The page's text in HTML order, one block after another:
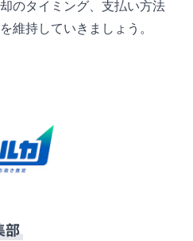
のタイミング、支払い方法
維持していきましょう。
部